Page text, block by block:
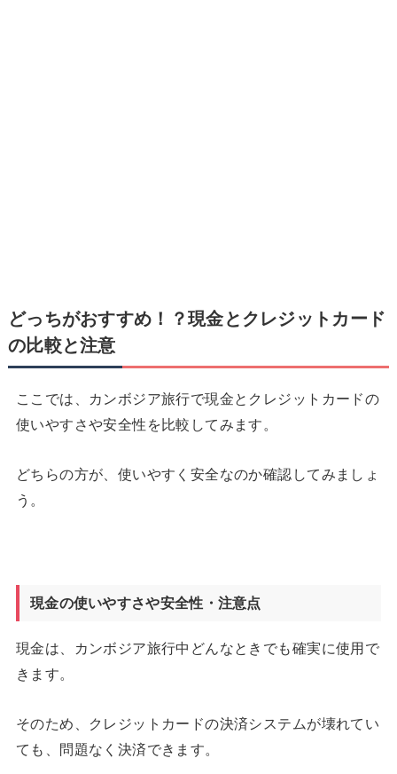
どっちがおすすめ！？現金とクレジットカード
の比較と注意
ここでは、カンボジア旅行で現金とクレジットカードの
使いやすさや安全性を比較してみます。
どちらの方が、使いやすく安全なのか確認してみましょ
う。
現金の使いやすさや安全性・注意点
現金は、カンボジア旅行中どんなときでも確実に使用で
きます。
そのため、クレジットカードの決済システムが壊れてい
ても、問題なく決済できます。